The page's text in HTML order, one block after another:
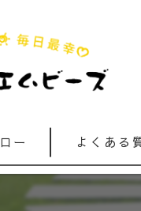
ー よくある